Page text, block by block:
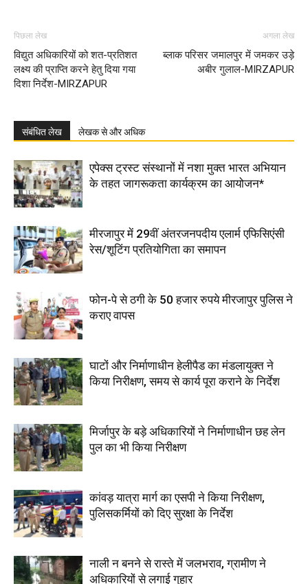
पिछला लेख
विद्युत अधिकारियों को शत-प्रतिशत
लक्ष्य की प्राप्ति करने हेतु दिया गया
दिशा निर्देश-MIRZAPUR
अगला लेख
ब्लाक परिसर जमालपुर में जमकर उड़े
अबीर गुलाल-MIRZAPUR
संबंधित लेख लेखक से और अधिक
एपेक्स ट्रस्ट संस्थानों में नशा मुक्त भारत अभियान
के तहत जागरूकता कार्यक्रम का आयोजन*
मीरजापुर में 29वीं अंतरजनपदीय एलार्म एफिसिएंसी
रेस/शूटिंग प्रतियोगिता का समापन
फोन-पे से ठगी के 50 हजार रुपये मीरजापुर पुलिस ने
कराए वापस
घाटों और निर्माणाधीन हेलीपैड का मंडलायुक्त ने
किया निरीक्षण, समय से कार्य पूरा कराने के निर्देश
मिर्जापुर के बड़े अधिकारियों ने निर्माणाधीन छह लेन
पुल का भी किया निरीक्षण
कांवड़ यात्रा मार्ग का एसपी ने किया निरीक्षण,
पुलिसकर्मियों को दिए सुरक्षा के निर्देश
नाली न बनने से रास्ते में जलभराव, ग्रामीण ने
अधिकारियों से लगाई गुहार